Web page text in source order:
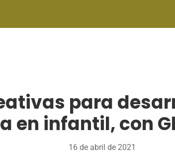
para
en infantil, con
16 de abril de 2021